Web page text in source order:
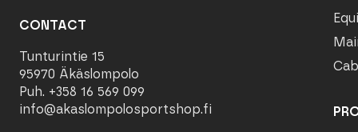
CONTACT
Tunturintie 15
95970 Äkäslompolo
Puh. +358 16 569 099
info@akaslompolosportshop.fi